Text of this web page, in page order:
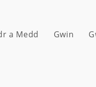
a Medd Gwin